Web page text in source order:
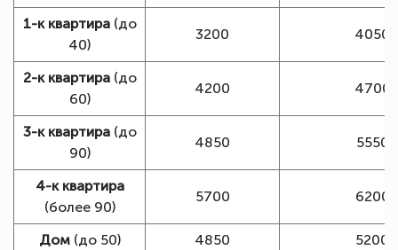
1-к квартира(до
40)
3200 4050
2-к квартира(до
60)
4200 4700
3-к квартира(до
90)
4850 5550
4-к квартира
(более 90)
5700 6200
Дом(до 50) 4850
5200